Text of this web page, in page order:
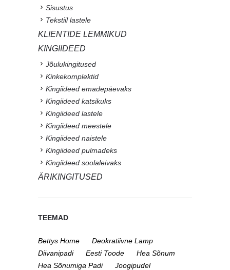
Sisustus
Tekstiil lastele
KLIENTIDE LEMMIKUD
KINGIIDEED
Jõulukingitused
Kinkekomplektid
Kingiideed emadepäevaks
Kingiideed katsikuks
Kingiideed lastele
Kingiideed meestele
Kingiideed naistele
Kingiideed pulmadeks
Kingiideed soolaleivaks
ÄRIKINGITUSED
TEEMAD
Bettys Home
Deokratiivne Lamp
Diivanipadi
Eesti Toode
Hea Sõnum
Hea Sõnumiga Padi
Joogipudel